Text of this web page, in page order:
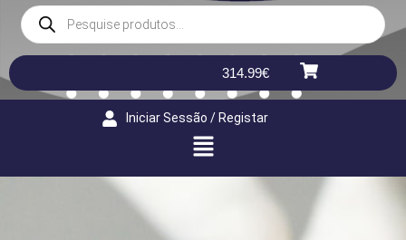
314.99€
Iniciar Sessão / Registar